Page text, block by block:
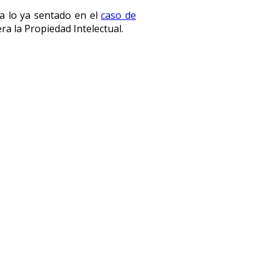
lo ya sentado en elcaso de
la Propiedad Intelectual.